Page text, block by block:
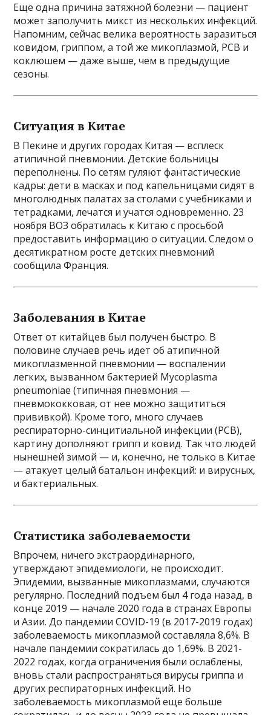
Еще одна причина затяжной болезни — пациент
может заполучить микст из нескольких инфекций.
Напомним, сейчас велика вероятность заразиться
ковидом, гриппом, а той же микоплазмой, РСВ и
коклюшем — даже выше, чем в предыдущие
сезоны.
Ситуация в Китае
В Пекине и других городах Китая — всплеск
атипичной пневмонии. Детские больницы
переполнены. По сетям гуляют фантастические
кадры: дети в масках и под капельницами сидят в
многолюдных палатах за столами с учебниками и
тетрадками, лечатся и учатся одновременно. 23
ноября ВОЗ обратилась к Китаю с просьбой
предоставить информацию о ситуации. Следом о
десятикратном росте детских пневмоний
сообщила Франция.
Заболевания в Китае
Ответ от китайцев был получен быстро. В
половине случаев речь идет об атипичной
микоплазменной пневмонии — воспалении
легких, вызванном бактерией Mycoplasma
pneumoniae (типичная пневмония —
пневмококковая, от нее можно защититься
прививкой). Кроме того, много случаев
респираторно-синцитиальной инфекции (РСВ),
картину дополняют грипп и ковид. Так что людей
нынешней зимой — и, конечно, не только в Китае
— атакует целый батальон инфекций: и вирусных,
и бактериальных.
Статистика заболеваемости
Впрочем, ничего экстраординарного,
утверждают эпидемиологи, не происходит.
Эпидемии, вызванные микоплазмами, случаются
регулярно. Последний подъем был 4 года назад, в
конце 2019 — начале 2020 года в странах Европы
и Азии. До пандемии COVID-19 (в 2017-2019 годах)
заболеваемость микоплазмой составляла 8,6%. В
начале пандемии сократилась до 1,69%. В 2021-
2022 годах, когда ограничения были ослаблены,
вновь стали распространяться вирусы гриппа и
других респираторных инфекций. Но
заболеваемость микоплазмой еще больше